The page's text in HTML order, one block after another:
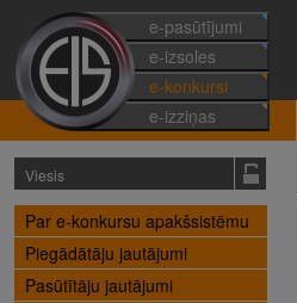
e-pasūtījumi
e-izsoles
e-konkursi
e-izziņas
Viesis
Par e-konkursu apakšsistēmu
Piegādātāju jautājumi
Pasūtītāju jautājumi